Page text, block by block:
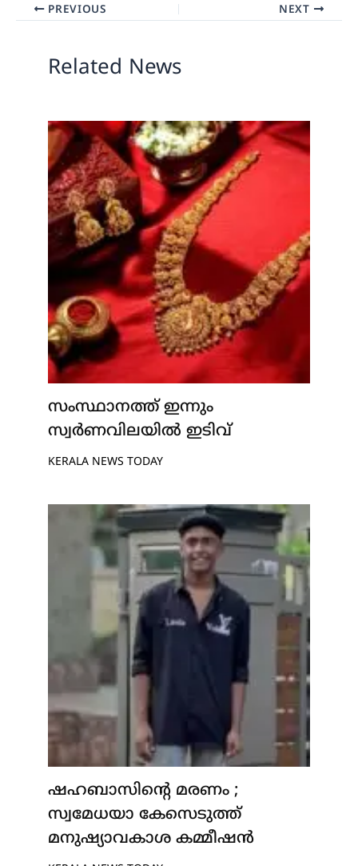
PREVIOUS NEXT
Related News
സംസ്ഥാനത്ത് ഇന്നും
സ്വർണവിലയിൽ ഇടിവ്
KERALA NEWS TODAY
ഷഹബാസിന്റെ മരണം ;
സ്വമേധയാ കേസെടുത്ത്
മനുഷ്യാവകാശ കമ്മീഷൻ